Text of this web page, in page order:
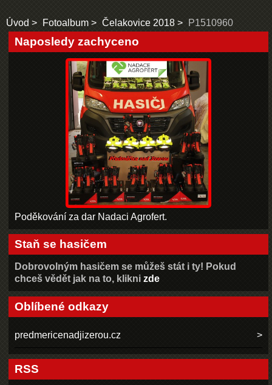
Úvod Fotoalbum Čelakovice 2018 P1510960
Naposledy zachyceno
Poděkování za dar Nadaci Agrofert.
Staň se hasičem
Dobrovolným hasičem se můžeš stát i ty! Pokud
chceš vědět jak na to, kliknizde
Oblíbené odkazy
predmericenadjizerou.cz
RSS